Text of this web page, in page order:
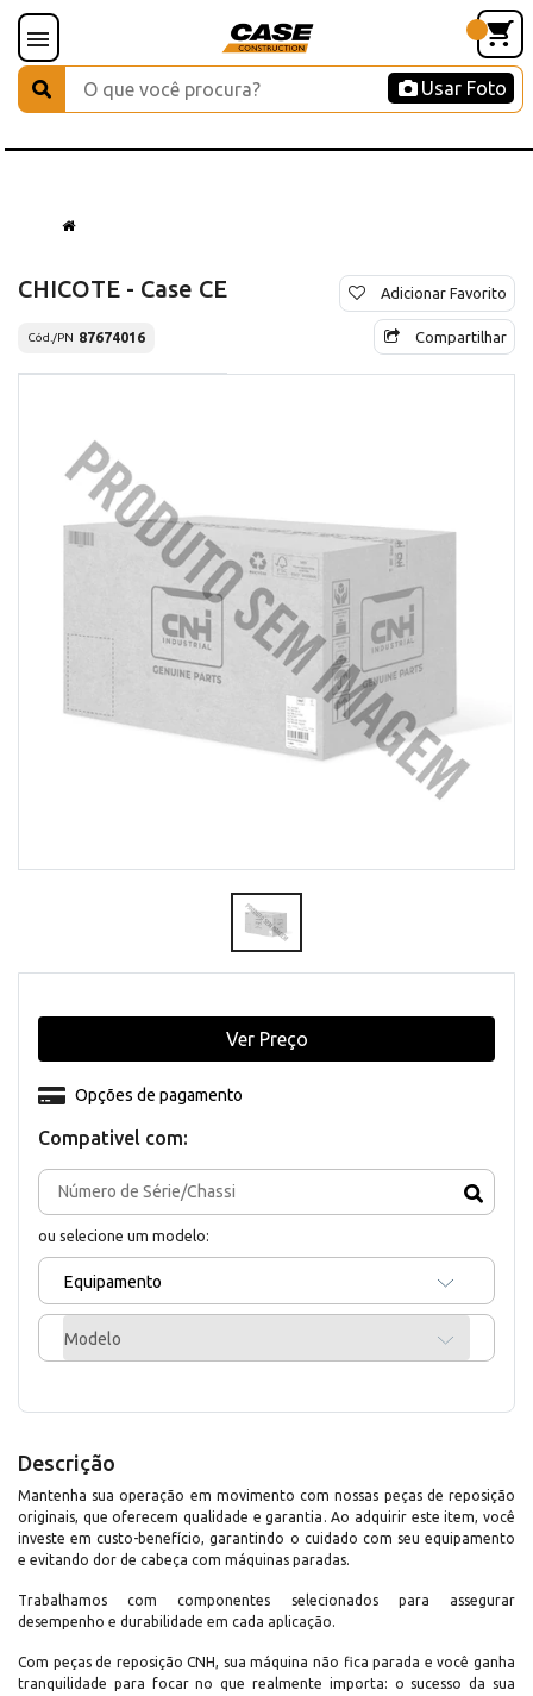
Usar Foto
CHICOTE - Case CE
Cód./PN 87674016
Adicionar Favorito
Compartilhar
Compativel com:
ou selecione um modelo:
Equipamento
Modelo
Opções de pagamento
Ver Preço
Descrição
Mantenha sua operação em movimento com nossas peças de reposição
originais, que oferecem qualidade e garantia. Ao adquirir este item, você
investe em custo-benefício, garantindo o cuidado com seu equipamento
e evitando dor de cabeça com máquinas paradas.
Trabalhamos com componentes selecionados para assegurar
desempenho e durabilidade em cada aplicação.
Com peças de reposição CNH, sua máquina não fica parada e você ganha
tranquilidade para focar no que realmente importa: o sucesso da sua